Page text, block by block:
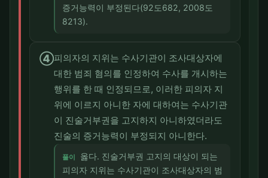
증거능력이 부정된다(92도682, 2008도
8213).
④피의자의 지위는 수사기관이 조사대상자에
대한 범죄 혐의를 인정하여 수사를 개시하는
행위를 한 때 인정되므로, 이러한 피의자 지
위에 이르지 아니한 자에 대하여는 수사기관
이 진술거부권을 고지하지 아니하였더라도
진술의 증거능력이 부정되지 아니한다.
풀이
옳다. 진술거부권 고지의 대상이 되는
피의자 지위는 수사기관이 조사대상자의 범